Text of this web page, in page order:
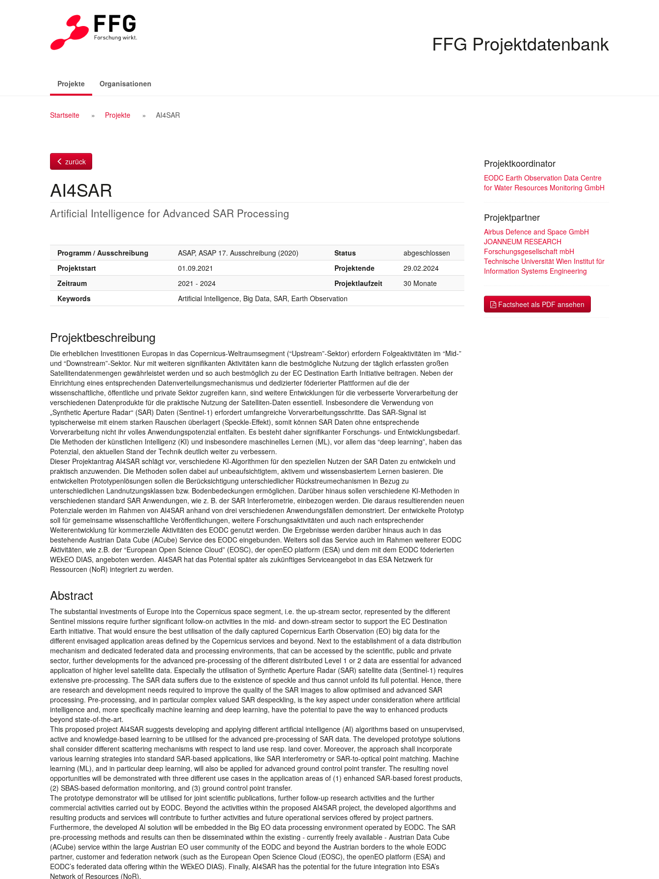
FFG Projektdatenbank
Projekte(aktiv)Organisationen
Breadcrumb
Startseite Projekte AI4SAR
zurück
AI4SAR
Artificial Intelligence for Advanced SAR Processing
Programm / Ausschreibung ASAP, ASAP 17. Ausschreibung (2020) Status
abgeschlossen
Projektstart
01.09.2021 Projektende
29.02.2024
Zeitraum
2021 - 2024 Projektlaufzeit
30 Monate
Keywords
Artificial Intelligence, Big Data, SAR, Earth Observation
Projektbeschreibung
Die erheblichen Investitionen Europas in das Copernicus-Weltraumsegment (“Upstream”-Sektor) erfordern Folgeaktivitäten im “Mid-”
und “Downstream”-Sektor. Nur mit weiteren signifikanten Aktivitäten kann die bestmögliche Nutzung der täglich erfassten großen
Satellitendatenmengen gewährleistet werden und so auch bestmöglich zu der EC Destination Earth Initiative beitragen. Neben der
Einrichtung eines entsprechenden Datenverteilungsmechanismus und dedizierter föderierter Plattformen auf die der
wissenschaftliche, öffentliche und private Sektor zugreifen kann, sind weitere Entwicklungen für die verbesserte Vorverarbeitung der
verschiedenen Datenprodukte für die praktische Nutzung der Satelliten-Daten essentiell. Insbesondere die Verwendung von
„Synthetic Aperture Radar“ (SAR) Daten (Sentinel-1) erfordert umfangreiche Vorverarbeitungsschritte. Das SAR-Signal ist
typischerweise mit einem starken Rauschen überlagert (Speckle-Effekt), somit können SAR Daten ohne entsprechende
Vorverarbeitung nicht ihr volles Anwendungspotenzial entfalten. Es besteht daher signifikanter Forschungs- und Entwicklungsbedarf.
Die Methoden der künstlichen Intelligenz (KI) und insbesondere maschinelles Lernen (ML), vor allem das “deep learning”, haben das
Potenzial, den aktuellen Stand der Technik deutlich weiter zu verbessern.
Dieser Projektantrag AI4SAR schlägt vor, verschiedene KI-Algorithmen für den speziellen Nutzen der SAR Daten zu entwickeln und
praktisch anzuwenden. Die Methoden sollen dabei auf unbeaufsichtigtem, aktivem und wissensbasiertem Lernen basieren. Die
entwickelten Prototypenlösungen sollen die Berücksichtigung unterschiedlicher Rückstreumechanismen in Bezug zu
unterschiedlichen Landnutzungsklassen bzw. Bodenbedeckungen ermöglichen. Darüber hinaus sollen verschiedene KI-Methoden in
verschiedenen standard SAR Anwendungen, wie z. B. der SAR Interferometrie, einbezogen werden. Die daraus resultierenden neuen
Potenziale werden im Rahmen von AI4SAR anhand von drei verschiedenen Anwendungsfällen demonstriert. Der entwickelte Prototyp
soll für gemeinsame wissenschaftliche Veröffentlichungen, weitere Forschungsaktivitäten und auch nach entsprechender
Weiterentwicklung für kommerzielle Aktivitäten des EODC genutzt werden. Die Ergebnisse werden darüber hinaus auch in das
bestehende Austrian Data Cube (ACube) Service des EODC eingebunden. Weiters soll das Service auch im Rahmen weiterer EODC
Aktivitäten, wie z.B. der “European Open Science Cloud” (EOSC), der openEO platform (ESA) und dem mit dem EODC föderierten
WEkEO DIAS, angeboten werden. AI4SAR hat das Potential später als zukünftiges Serviceangebot in das ESA Netzwerk für
Ressourcen (NoR) integriert zu werden.
Abstract
The substantial investments of Europe into the Copernicus space segment, i.e. the up-stream sector, represented by the different
Sentinel missions require further significant follow-on activities in the mid- and down-stream sector to support the EC Destination
Earth initiative. That would ensure the best utilisation of the daily captured Copernicus Earth Observation (EO) big data for the
different envisaged application areas defined by the Copernicus services and beyond. Next to the establishment of a data distribution
mechanism and dedicated federated data and processing environments, that can be accessed by the scientific, public and private
sector, further developments for the advanced pre-processing of the different distributed Level 1 or 2 data are essential for advanced
application of higher level satellite data. Especially the utilisation of Synthetic Aperture Radar (SAR) satellite data (Sentinel-1) requires
extensive pre-processing. The SAR data suffers due to the existence of speckle and thus cannot unfold its full potential. Hence, there
are research and development needs required to improve the quality of the SAR images to allow optimised and advanced SAR
processing. Pre-processing, and in particular complex valued SAR despeckling, is the key aspect under consideration where artificial
intelligence and, more specifically machine learning and deep learning, have the potential to pave the way to enhanced products
beyond state-of-the-art.
This proposed project AI4SAR suggests developing and applying different artificial intelligence (AI) algorithms based on unsupervised,
active and knowledge-based learning to be utilised for the advanced pre-processing of SAR data. The developed prototype solutions
shall consider different scattering mechanisms with respect to land use resp. land cover. Moreover, the approach shall incorporate
various learning strategies into standard SAR-based applications, like SAR interferometry or SAR-to-optical point matching. Machine
learning (ML), and in particular deep learning, will also be applied for advanced ground control point transfer. The resulting novel
opportunities will be demonstrated with three different use cases in the application areas of (1) enhanced SAR-based forest products,
(2) SBAS-based deformation monitoring, and (3) ground control point transfer.
The prototype demonstrator will be utilised for joint scientific publications, further follow-up research activities and the further
commercial activities carried out by EODC. Beyond the activities within the proposed AI4SAR project, the developed algorithms and
resulting products and services will contribute to further activities and future operational services offered by project partners.
Furthermore, the developed AI solution will be embedded in the Big EO data processing environment operated by EODC. The SAR
pre-processing methods and results can then be disseminated within the existing - currently freely available - Austrian Data Cube
(ACube) service within the large Austrian EO user community of the EODC and beyond the Austrian borders to the whole EODC
partner, customer and federation network (such as the European Open Science Cloud (EOSC), the openEO platform (ESA) and
EODC’s federated data offering within the WEkEO DIAS). Finally, AI4SAR has the potential for the future integration into ESA’s
Network of Resources (NoR).
Projektkoordinator
EODC Earth Observation Data Centre
for Water Resources Monitoring GmbH
Projektpartner
Airbus Defence and Space GmbH
JOANNEUM RESEARCH
Forschungsgesellschaft mbH
Technische Universität Wien Institut für
Information Systems Engineering
Factsheet als PDF ansehen